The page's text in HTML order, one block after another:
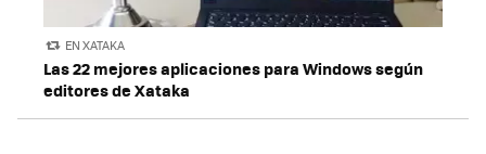
EN XATAKA
Las 22 mejores aplicaciones para Windows según
editores de Xataka